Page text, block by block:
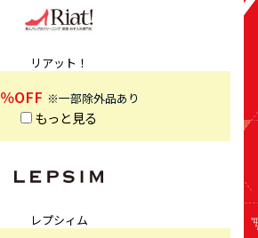
リアット！
％OFF ※一部除外品あり
もっと見る
レプシィム